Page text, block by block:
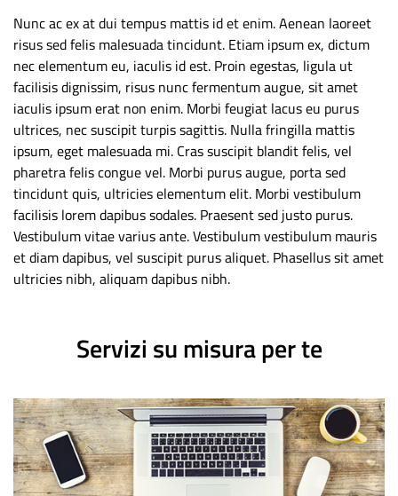
Nunc ac ex at dui tempus mattis id et enim. Aenean laoreet
risus sed felis malesuada tincidunt. Etiam ipsum ex, dictum
nec elementum eu, iaculis id est. Proin egestas, ligula ut
facilisis dignissim, risus nunc fermentum augue, sit amet
iaculis ipsum erat non enim. Morbi feugiat lacus eu purus
ultrices, nec suscipit turpis sagittis. Nulla fringilla mattis
ipsum, eget malesuada mi. Cras suscipit blandit felis, vel
pharetra felis congue vel. Morbi purus augue, porta sed
tincidunt quis, ultricies elementum elit. Morbi vestibulum
facilisis lorem dapibus sodales. Praesent sed justo purus.
Vestibulum vitae varius ante. Vestibulum vestibulum mauris
et diam dapibus, vel suscipit purus aliquet. Phasellus sit amet
ultricies nibh, aliquam dapibus nibh.
Servizi su misura per te